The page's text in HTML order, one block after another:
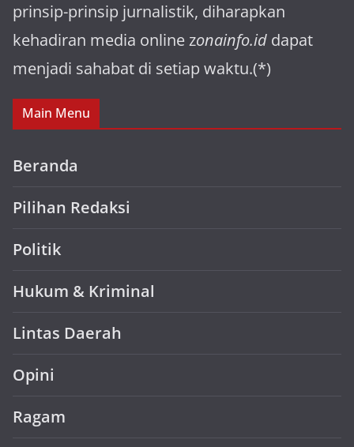
prinsip-prinsip jurnalistik, diharapkan
kehadiran media online zonainfo.id dapat
menjadi sahabat di setiap waktu.(*)
Main Menu
Beranda
Pilihan Redaksi
Politik
Hukum & Kriminal
Lintas Daerah
Opini
Ragam